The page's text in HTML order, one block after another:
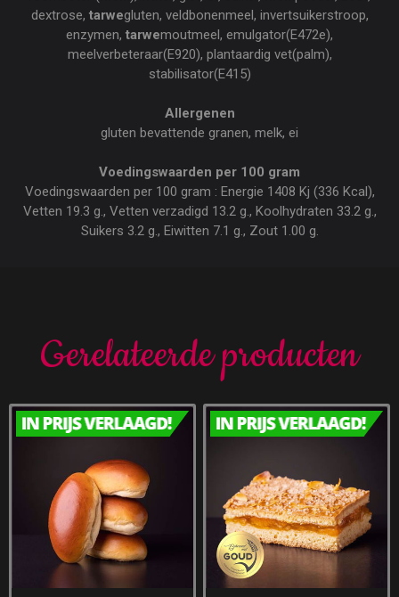
dextrose, tarwegluten, veldbonenmeel, invertsuikerstroop,
enzymen, tarwemoutmeel, emulgator(E472e),
meelverbeteraar(E920), plantaardig vet(palm),
stabilisator(E415)
Allergenen
gluten bevattende granen, melk, ei
Voedingswaarden per 100 gram
Voedingswaarden per 100 gram : Energie 1408 Kj (336 Kcal),
Vetten 19.3 g., Vetten verzadigd 13.2 g., Koolhydraten 33.2 g.,
Suikers 3.2 g., Eiwitten 7.1 g., Zout 1.00 g.
Gerelateerde producten